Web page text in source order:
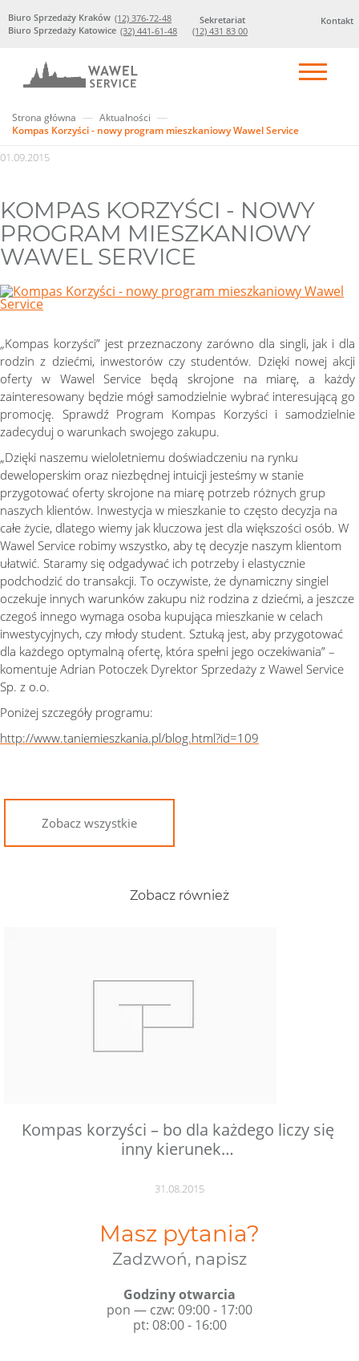
Kontakt
Biuro Sprzedaży Kraków (12) 376-72-48
Biuro Sprzedaży Katowice (32) 441-61-48
Sekretariat
(12) 431 83 00
Strona główna
Aktualności
Kompas Korzyści - nowy program mieszkaniowy Wawel Service
01.09.2015
KOMPAS KORZYŚCI - NOWY
PROGRAM MIESZKANIOWY
WAWEL SERVICE
„Kompas korzyści” jest przeznaczony zarówno dla singli, jak i dla
rodzin z dziećmi, inwestorów czy studentów. Dzięki nowej akcji
oferty w Wawel Service będą skrojone na miarę, a każdy
zainteresowany będzie mógł samodzielnie wybrać interesującą go
promocję. Sprawdź Program Kompas Korzyści i samodzielnie
zadecyduj o warunkach swojego zakupu.
„Dzięki naszemu wieloletniemu doświadczeniu na rynku
deweloperskim oraz niezbędnej intuicji jesteśmy w stanie
przygotować oferty skrojone na miarę potrzeb różnych grup
naszych klientów. Inwestycja w mieszkanie to często decyzja na
całe życie, dlatego wiemy jak kluczowa jest dla większości osób. W
Wawel Service robimy wszystko, aby tę decyzje naszym klientom
ułatwić. Staramy się odgadywać ich potrzeby i elastycznie
podchodzić do transakcji. To oczywiste, że dynamiczny singiel
oczekuje innych warunków zakupu niż rodzina z dziećmi, a jeszcze
czegoś innego wymaga osoba kupująca mieszkanie w celach
inwestycyjnych, czy młody student. Sztuką jest, aby przygotować
dla każdego optymalną ofertę, która spełni jego oczekiwania” –
komentuje Adrian Potoczek Dyrektor Sprzedaży z Wawel Service
Sp. z o.o.
Poniżej szczegóły programu:
http://www.taniemieszkania.pl/blog.html?id=109
Zobacz wszystkie
Zobacz również
Kompas korzyści – bo dla każdego liczy się
inny kierunek…
31.08.2015
Masz pytania?
Zadzwoń, napisz
Godziny otwarcia
pon — czw: 09:00 - 17:00
pt: 08:00 - 16:00